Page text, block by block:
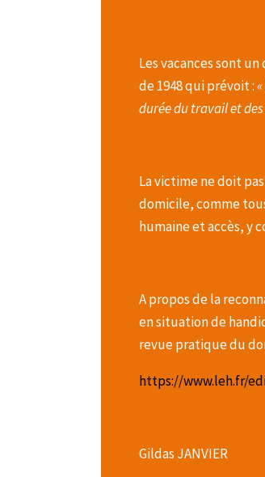
Les vacances sont
de 1948 qui prévoit :
durée du travail et
La victime ne doit
domicile, comme
humaine et accès, y
A propos de la
en situation de
revue pratique du
https://www.leh.fr/
Gildas JANVIER